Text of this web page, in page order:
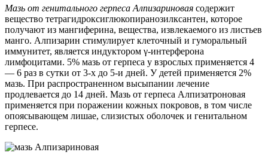
Мазь от генитального герпеса Алпизариновая содержит
вещество тетрагидроксиглюкопиранозилксантен, которое
получают из мангиферина, вещества, извлекаемого из листьев
манго. Алпизарин стимулирует клеточный и гуморальный
иммунитет, является индуктором γ-интерферона
лимфоцитами. 5% мазь от герпеса у взрослых применяется 4
— 6 раз в сутки от 3-х до 5-и дней. У детей применяется 2%
мазь. При распространенном высыпании лечение
продлевается до 14 дней. Мазь от герпеса Алпизатроновая
применяется при поражении кожных покровов, в том числе
опоясывающем лишае, слизистых оболочек и генитальном
герпесе.